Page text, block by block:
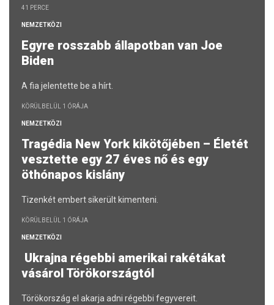
41 PERCE
NEMZETKÖZI
Egyre rosszabb állapotban van Joe
Biden
A fia jelentette be a hírt.
KÖRÜLBELÜL 1 ÓRÁJA
NEMZETKÖZI
Tragédia New York kikötőjében – Életét
vesztette egy 27 éves nő és egy
öthónapos kislány
Tizenkét embert sikerült kimenteni.
KÖRÜLBELÜL 1 ÓRÁJA
NEMZETKÖZI
Ukrajna régebbi amerikai rakétákat
vásárol Törökországtól
Törökország el akarja adni régebbi fegyvereit.